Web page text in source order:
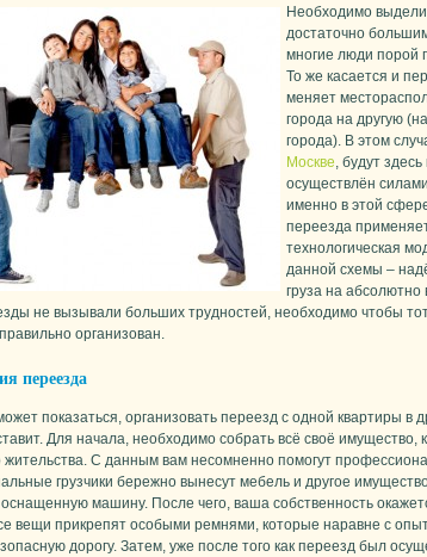
Необходимо
достаточно
многие люди порой
То же касается и
меняет
города на другую
города). В этом
Москве, будут
осуществлён
именно в этой
переезда
технологическая
данной схемы –
груза на абсолютно
не вызывали больших трудностей, необходимо чтобы
организован.
переезда
показаться, организовать переезд с одной квартиры в
Для начала, необходимо собрать всё своё
жительства. С данным вам несомненно помогут
грузчики бережно вынесут мебель и другое
машину. После чего, ваша собственность
вещи прикрепят особыми ремнями, которые наравне с
дорогу. Затем, уже после того как переезд был